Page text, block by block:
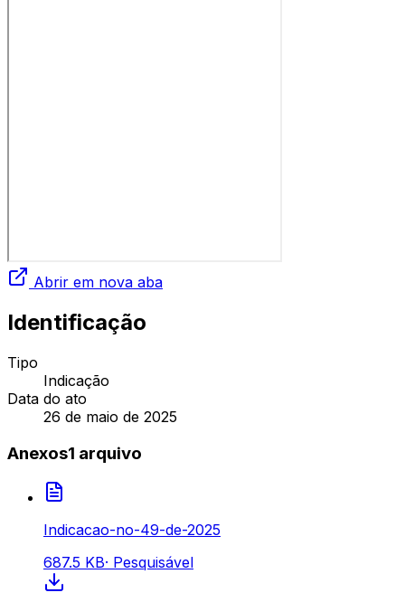
Abrir em nova aba
Identificação
Tipo
Indicação
Data do ato
26 de maio de 2025
Anexos1 arquivo
Indicacao-no-49-de-2025
687.5 KB· Pesquisável